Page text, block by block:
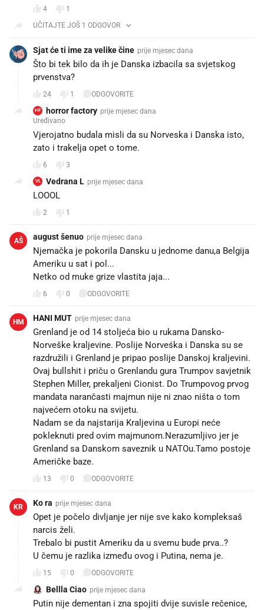
4
1
UČITAJTE JOŠ 1 ODGOVOR
Sjat će ti ime za velike čine prije mjesec dana
Što bi tek bilo da ih je Danska izbacila sa svjetskog
prvenstva?
24 1 ODGOVORITE
HF horror factory prije mjesec dana
Uređivano
Vjerojatno budala misli da su Norveska i Danska isto,
zato i trakelja opet o tome.
6 3
VL Vedrana L prije mjesec dana
LOOOL
2 1
AŠ august šenuo prije mjesec dana
Njemačka je pokorila Dansku u jednome danu,a Belgija
Ameriku u sat i pol...
Netko od muke grize vlastita jaja...
6 0 ODGOVORITE
HM HANI MUT prije mjesec dana
Grenland je od 14 stoljeća bio u rukama Dansko-
Norveške kraljevine. Poslije Norveśka i Danska su se
razdružili i Grenland je pripao poslije Danskoj kraljevini.
Ovaj bullshit i priču o Grenlandu gura Trumpov savjetnik
Stephen Miller, prekaljeni Cionist. Do Trumpovog prvog
mandata narančasti majmun nije ni znao ništa o tom
najvećem otoku na svijetu.
Nadam se da najstarija Kraljevina u Europi neće
pokleknuti pred ovim majmunom.Nerazumljivo jer je
Grenland sa Danskom saveznik u NATOu.Tamo postoje
Američke baze.
13 0 ODGOVORITE
KR Ko ra prije mjesec dana
Opet je počelo divljanje jer nije sve kako kompleksaš
narcis želi.
Trebalo bi pustit Ameriku da u svemu bude prva..?
U čemu je razlika između ovog i Putina, nema je.
15 0 ODGOVORITE
Bellla Ciao prije mjesec dana
Putin nije dementan i zna spojiti dvije suvisle rečenice,